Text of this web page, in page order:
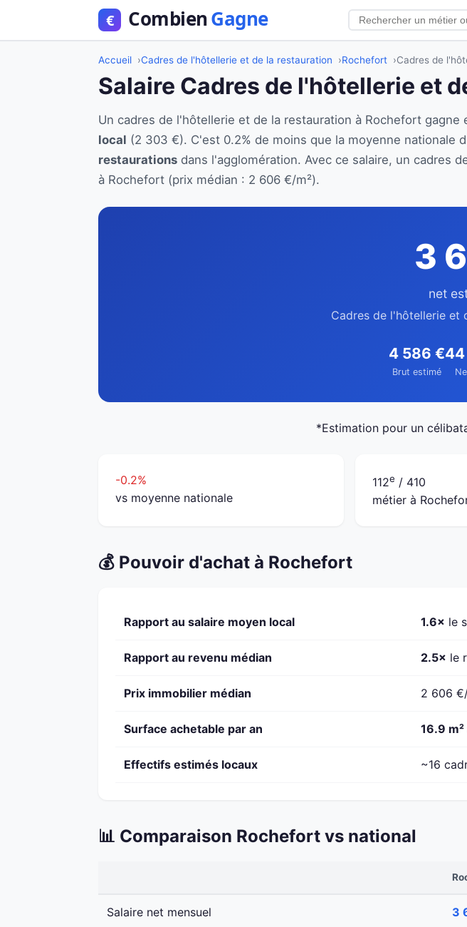
Accueil Cadres de l'hôtellerie et de la restauration Rochefort Cadres de
Salaire Cadres de l'hôtellerie et
Un cadres de l'hôtellerie et de la restauration à Rochefort gagne
local (2 303 €). C'est 0.2% de moins que la moyenne nationale
restaurations dans l'agglomération. Avec ce salaire, un cadres
à Rochefort (prix médian : 2 606 €/m²).
3
net
Cadres de l'hôtellerie et
4 586 €
Brut estimé
*Estimation pour un
-0.2%
vs moyenne nationale
112e / 410
métier à
💰 Pouvoir d'achat à Rochefort
Rapport au salaire moyen local 1.6× le
Rapport au revenu médian 2.5× le
Prix immobilier médian 2 606
Surface achetable par an 16.9 m²
Effectifs estimés locaux ~16
📊 Comparaison Rochefort vs national
Salaire net mensuel 3